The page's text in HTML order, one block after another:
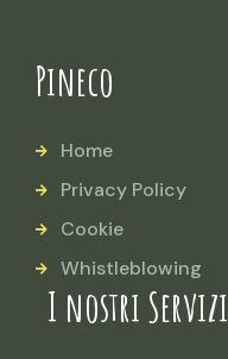
Pineco
Home
Privacy Policy
Cookie
Whistleblowing
I nostri Servizi